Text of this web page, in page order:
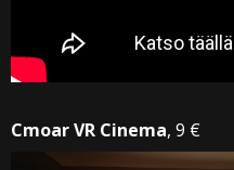
Cmoar VR Cinema, 9 €